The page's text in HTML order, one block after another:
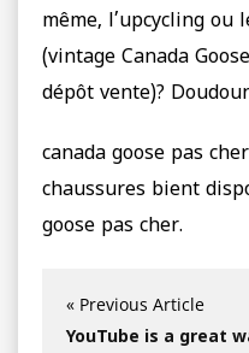
même, l’upcycling ou
(vintage Canada
dépôt vente)?
canada goose pas
chaussures bient
goose pas cher.
« Previous Article
YouTube is a great